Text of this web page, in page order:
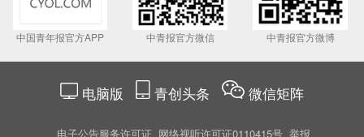
中国青年报官方APP 中青报官方微信 中青报官方微博
电脑版 青创头条 微信矩阵
电子公告服务许可证 网络视听许可证0110415号 举报